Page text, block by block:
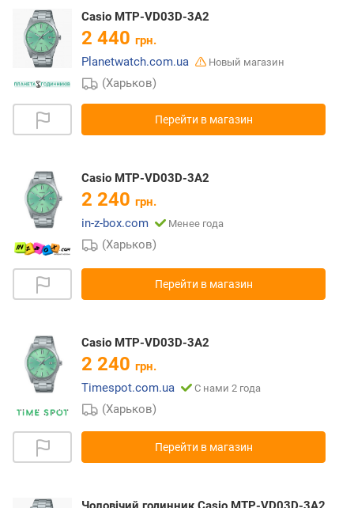
Casio MTP-VD03D-3A2
2 440 грн.
Planetwatch.com.ua
Новый магазин
(Харьков)
Перейти в магазин
Casio MTP-VD03D-3A2
2 240 грн.
in-z-box.com
Менее года
(Харьков)
Перейти в магазин
Casio MTP-VD03D-3A2
2 240 грн.
Timespot.com.ua
С нами 2 года
(Харьков)
Перейти в магазин